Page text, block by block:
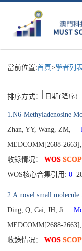
當前位置:首頁>學者列表
排序方式：
1.N6-Methyladenosine
Zhan, YY, Wang, ZM,
MEDCOMM[2688-2663],
收錄情况： WOS
WOS核心合集引用: 0
2.A novel small
Ding, Q, Cai, JH, Ji
MEDCOMM[2688-2663],
收錄情况： WOS